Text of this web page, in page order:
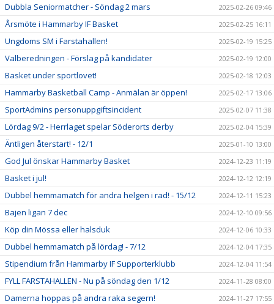
Dubbla Seniormatcher - Söndag 2 mars 2025-02-26 09:46
Årsmöte i Hammarby IF Basket 2025-02-25 16:11
Ungdoms SM i Farstahallen! 2025-02-19 15:25
Valberedningen - Förslag på kandidater 2025-02-19 12:00
Basket under sportlovet! 2025-02-18 12:03
Hammarby Basketball Camp - Anmälan är öppen! 2025-02-17 13:06
SportAdmins personuppgiftsincident 2025-02-07 11:38
Lördag 9/2 - Herrlaget spelar Söderorts derby 2025-02-04 15:39
Äntligen återstart! - 12/1 2025-01-10 13:00
God Jul önskar Hammarby Basket 2024-12-23 11:19
Basket i jul! 2024-12-12 12:19
Dubbel hemmamatch för andra helgen i rad! - 15/12 2024-12-11 15:23
Bajen ligan 7 dec 2024-12-10 09:56
Köp din Mössa eller halsduk 2024-12-06 10:33
Dubbel hemmamatch på lördag! - 7/12 2024-12-04 17:35
Stipendium från Hammarby IF Supporterklubb 2024-12-04 11:54
FYLL FARSTAHALLEN - Nu på söndag den 1/12 2024-11-28 08:00
Damerna hoppas på andra raka segern! 2024-11-27 17:55